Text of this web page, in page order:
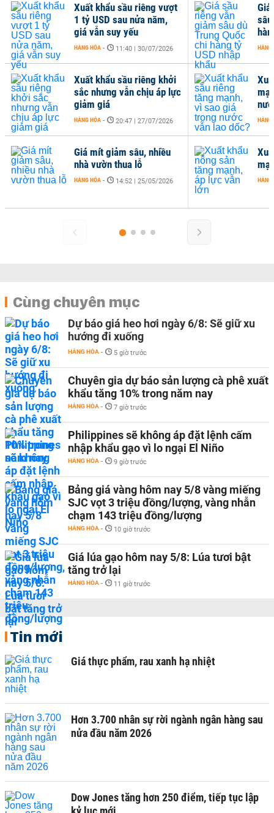
vượt
năm,
07/2026
khởi
áp lực
07/2026
Giá sầu riêng vẫn giảm
sâu dù Trung Quốc chi
hàng tỷ USD nhập khẩu
HÀNG HÓA - 07:46 | 13/07/2026
Xuất khẩu sầu riêng tăng
mạnh, vì sao giá trong
nước vẫn lao dốc?
HÀNG HÓA - 06:32 | 08/07/2026
nhiều
05/2026
Xuất khẩu nông sản tăng
mạnh, áp lực vẫn lớn
HÀNG HÓA - 21:25 | 08/05/2026
Cùng chuyên mục
Dự báo giá heo hơi ngày 6/8: Sẽ giữ xu
hướng đi xuống
HÀNG HÓA - 5 giờ trước
Chuyên gia dự báo sản lượng cà phê xuất
khẩu tăng 10% trong năm nay
HÀNG HÓA - 7 giờ trước
Philippines sẽ không áp đặt lệnh cấm
nhập khẩu gạo vì lo ngại El Niño
HÀNG HÓA - 9 giờ trước
Bảng giá vàng hôm nay 5/8 vàng miếng
SJC vọt 3 triệu đồng/lượng, vàng nhẫn
chạm 143 triệu đồng/lượng
HÀNG HÓA - 10 giờ trước
Giá lúa gạo hôm nay 5/8: Lúa tươi bật
tăng trở lại
HÀNG HÓA - 11 giờ trước
Tin mới
Giá thực phẩm, rau xanh hạ nhiệt
Hơn 3.700 nhân sự rời ngành ngân hàng sau
nửa đầu năm 2026
Dow Jones tăng hơn 250 điểm, tiếp tục lập